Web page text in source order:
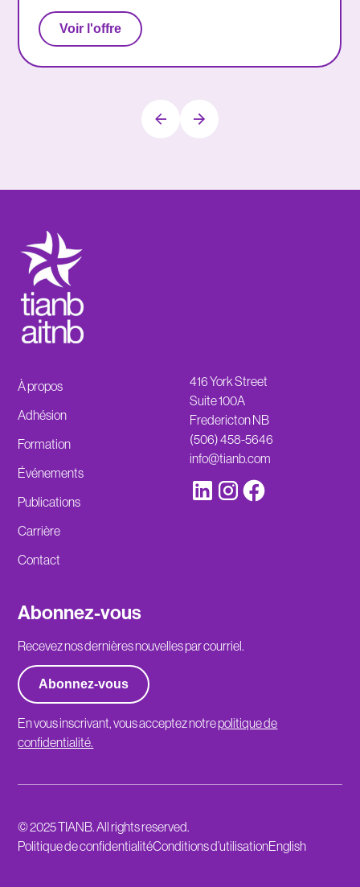
Voir l'offre
À propos
Adhésion
Formation
Événements
Publications
Carrière
Contact
416 York Street
Suite 100A
Fredericton NB
(506) 458-5646
info@tianb.com
Abonnez-vous
Recevez nos dernières nouvelles par courriel.
Abonnez-vous
En vous inscrivant, vous acceptez notrepolitique de
confidentialité.
© 2025 TIANB. All rights reserved.
Politique de confidentialitéConditions d’utilisationEnglish